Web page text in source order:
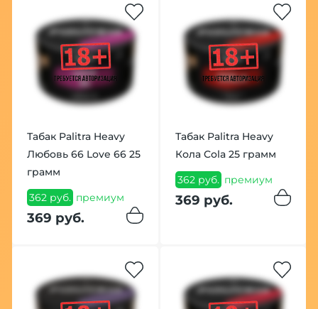
Табак Palitra Heavy
Любовь 66 Love 66 25
грамм
362 руб. премиум
369 руб.
Табак Palitra Heavy
Кола Cola 25 грамм
362 руб. премиум
369 руб.